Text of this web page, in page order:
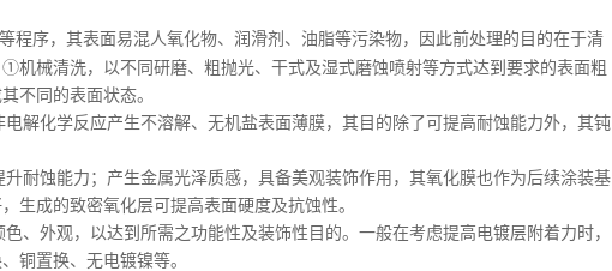
程序，其表面易混人氧化物、润滑剂、油脂等污染物，因此前处理的目的在于清
机械清洗，以不同研磨、粗抛光、干式及湿式磨蚀喷射等方式达到要求的表面粗
不同的表面状态。
解化学反应产生不溶解、无机盐表面薄膜，其目的除了可提高耐蚀能力外，其钝
耐蚀能力；产生金属光泽质感，具备美观装饰作用，其氧化膜也作为后续涂装基
生成的致密氧化层可提高表面硬度及抗蚀性。
、外观，以达到所需之功能性及装饰性目的。一般在考虑提高电镀层附着力时，
铜置换、无电镀镍等。